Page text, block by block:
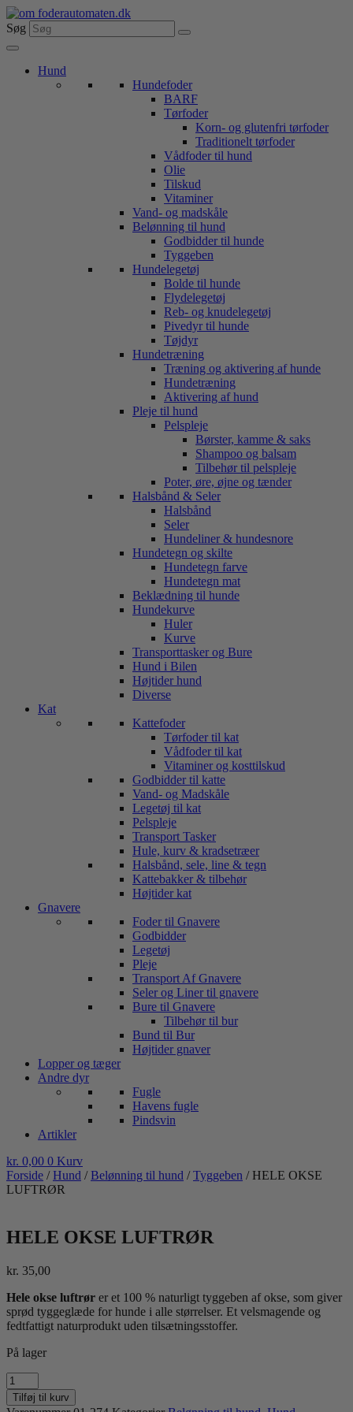
Videre
til
indhold
Søg
Hund
Hundefoder
BARF
Tørfoder
Korn- og glutenfri tørfoder
Traditionelt tørfoder
Vådfoder til hund
Olie
Tilskud
Vitaminer
Vand- og madskåle
Belønning til hund
Godbidder til hunde
Tyggeben
Hundelegetøj
Bolde til hunde
Flydelegetøj
Reb- og knudelegetøj
Pivedyr til hunde
Tøjdyr
Hundetræning
Træning og aktivering af hunde
Hundetræning
Aktivering af hund
Pleje til hund
Pelspleje
Børster, kamme & saks
Shampoo og balsam
Tilbehør til pelspleje
Poter, øre, øjne og tænder
Halsbånd & Seler
Halsbånd
Seler
Hundeliner & hundesnore
Hundetegn og skilte
Hundetegn farve
Hundetegn mat
Beklædning til hunde
Hundekurve
Huler
Kurve
Transporttasker og Bure
Hund i Bilen
Højtider hund
Diverse
Kat
Kattefoder
Tørfoder til kat
Vådfoder til kat
Vitaminer og kosttilskud
Godbidder til katte
Vand- og Madskåle
Legetøj til kat
Pelspleje
Transport Tasker
Hule, kurv & kradsetræer
Halsbånd, sele, line & tegn
Kattebakker & tilbehør
Højtider kat
Gnavere
Foder til Gnavere
Godbidder
Legetøj
Pleje
Transport Af Gnavere
Seler og Liner til gnavere
Bure til Gnavere
Tilbehør til bur
Bund til Bur
Højtider gnaver
Lopper og tæger
Andre dyr
Fugle
Havens fugle
Pindsvin
Artikler
kr. 0,00 0 Kurv
Forside /Hund /Belønning til hund /Tyggeben / HELE OKSE
LUFTRØR
HELE OKSE LUFTRØR
kr. 35,00
Hele okse luftrør er et 100 % naturligt tyggeben af okse, som giver
sprød tyggeglæde for hunde i alle størrelser. Et velsmagende og
fedtfattigt naturprodukt uden tilsætningsstoffer.
På lager
HELE
OKSE
LUFTRØR
Tilføj til kurv